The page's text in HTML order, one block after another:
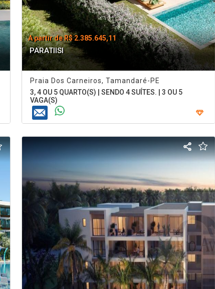
A partir de R$ 2.385.645,11
PARATIISI
Praia Dos Carneiros, Tamandaré-PE
3, 4 OU 5 QUARTO(S) | SENDO 4 SUÍTES. | 3 OU 5
VAGA(S)